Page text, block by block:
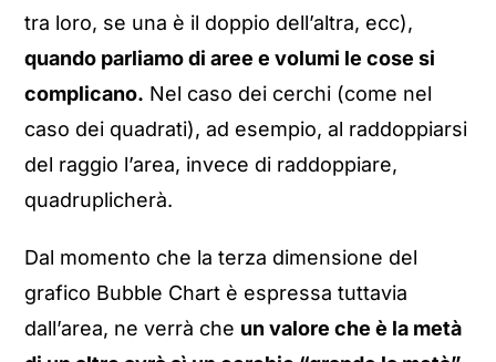
tra loro, se una è il doppio dell’altra, ecc),
quando parliamo di aree e volumi le cose si
complicano. Nel caso dei cerchi (come nel
caso dei quadrati), ad esempio, al raddoppiarsi
del raggio l’area, invece di raddoppiare,
quadruplicherà.
Dal momento che la terza dimensione del
grafico Bubble Chart è espressa tuttavia
dall’area, ne verrà che un valore che è la metà